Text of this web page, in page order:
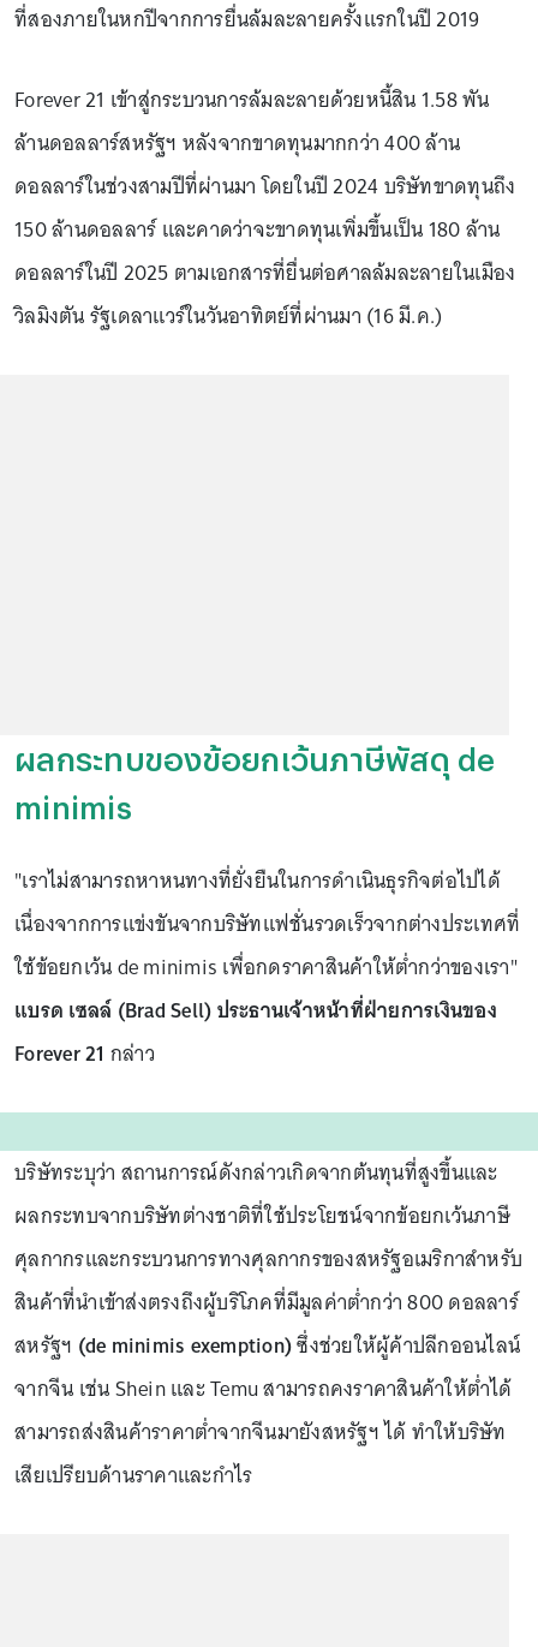
ที่สองภายในหกปีจากการยื่นล้มละลายครั้งแรกในปี 2019
Forever 21 เข้าสู่กระบวนการล้มละลายด้วยหนี้สิน 1.58 พัน
ล้านดอลลาร์สหรัฐฯ หลังจากขาดทุนมากกว่า 400 ล้าน
ดอลลาร์ในช่วงสามปีที่ผ่านมา โดยในปี 2024 บริษัทขาดทุนถึง
150 ล้านดอลลาร์ และคาดว่าจะขาดทุนเพิ่มขึ้นเป็น 180 ล้าน
ดอลลาร์ในปี 2025 ตามเอกสารที่ยื่นต่อศาลล้มละลายในเมือง
วิลมิงตัน รัฐเดลาแวร์ในวันอาทิตย์ที่ผ่านมา (16 มี.ค.)
ผลกระทบของข้อยกเว้นภาษีพัสดุ de
minimis
"เราไม่สามารถหาหนทางที่ยั่งยืนในการดำเนินธุรกิจต่อไปได้
เนื่องจากการแข่งขันจากบริษัทแฟชั่นรวดเร็วจากต่างประเทศที่
ใช้ข้อยกเว้น de minimis เพื่อกดราคาสินค้าให้ต่ำกว่าของเรา"
แบรด เซลล์ (Brad Sell) ประธานเจ้าหน้าที่ฝ่ายการเงินของ
Forever 21 กล่าว
บริษัทระบุว่า สถานการณ์ดังกล่าวเกิดจากต้นทุนที่สูงขึ้นและ
ผลกระทบจากบริษัทต่างชาติที่ใช้ประโยชน์จากข้อยกเว้นภาษี
ศุลกากรและกระบวนการทางศุลกากรของสหรัฐอเมริกาสำหรับ
สินค้าที่นำเข้าส่งตรงถึงผู้บริโภคที่มีมูลค่าต่ำกว่า 800 ดอลลาร์
สหรัฐฯ (de minimis exemption)ซึ่งช่วยให้ผู้ค้าปลีกออนไลน์
จากจีน เช่น Shein และ Temu สามารถคงราคาสินค้าให้ต่ำได้
สามารถส่งสินค้าราคาต่ำจากจีนมายังสหรัฐฯ ได้ ทำให้บริษัท
เสียเปรียบด้านราคาและกำไร